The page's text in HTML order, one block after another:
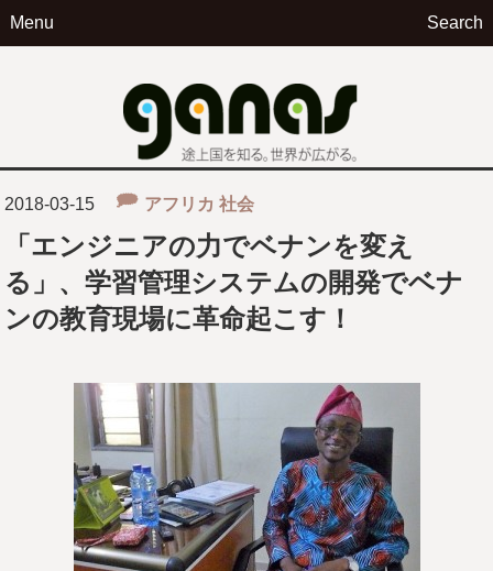
Menu Search
2018-03-15 アフリカ 社会
「エンジニアの力でベナンを変え
る」、学習管理システムの開発でベナ
ンの教育現場に革命起こす！